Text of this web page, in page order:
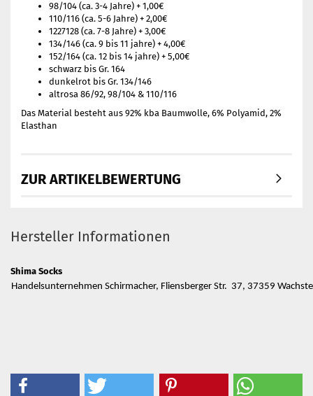
98/104 (ca. 3-4 Jahre) + 1,00€
110/116 (ca. 5-6 Jahre) + 2,00€
1227128 (ca. 7-8 Jahre) + 3,00€
134/146 (ca. 9 bis 11 jahre) + 4,00€
152/164 (ca. 12 bis 14 jahre) + 5,00€
schwarz bis Gr. 164
dunkelrot bis Gr. 134/146
altrosa 86/92, 98/104 & 110/116
Das Material besteht aus 92% kba Baumwolle, 6% Polyamid, 2%
Elasthan
ZUR ARTIKELBEWERTUNG
Hersteller Informationen
Shima Socks
Handelsunternehmen Schirmacher, Fliensberger Str. 37, 37359